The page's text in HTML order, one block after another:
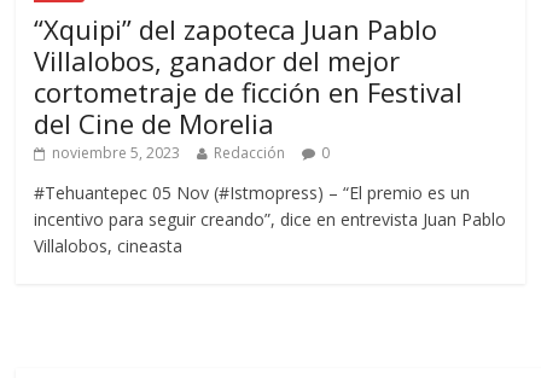
“Xquipi” del zapoteca Juan Pablo
Villalobos, ganador del mejor
cortometraje de ficción en Festival
del Cine de Morelia
noviembre 5, 2023 Redacción 0
#Tehuantepec 05 Nov (#Istmopress) – “El premio es un
incentivo para seguir creando”, dice en entrevista Juan Pablo
Villalobos, cineasta